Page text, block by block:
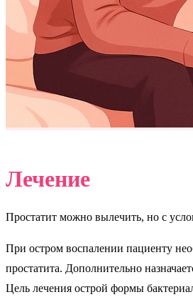
Лечение
Простатит можно вылечить, но с
При остром воспалении пациенту
простатита. Дополнительно
Цель лечения острой формы